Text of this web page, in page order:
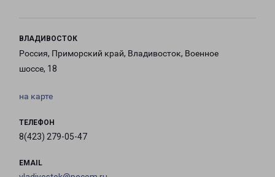
ВЛАДИВОСТОК
Россия, Приморский край, Владивосток, Военное
шоссе, 18
на карте
ТЕЛЕФОН
8(423) 279-05-47
EMAIL